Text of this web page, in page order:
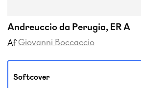
Andreuccio da Perugia, ER A
AfGiovanni Boccaccio
Softcover